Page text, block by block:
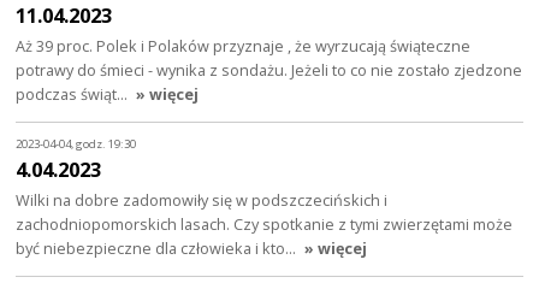
11.04.2023
Aż 39 proc. Polek i Polaków przyznaje , że wyrzucają świąteczne
potrawy do śmieci - wynika z sondażu. Jeżeli to co nie zostało zjedzone
podczas świąt… » więcej
2023-04-04, godz. 19:30
4.04.2023
Wilki na dobre zadomowiły się w podszczecińskich i
zachodniopomorskich lasach. Czy spotkanie z tymi zwierzętami może
być niebezpieczne dla człowieka i kto… » więcej